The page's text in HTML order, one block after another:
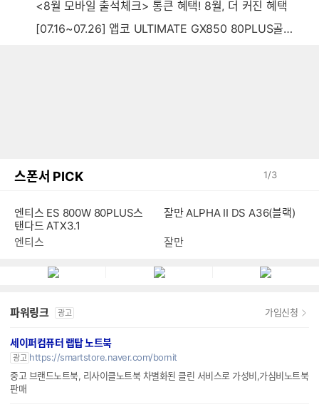
<8월 모바일 출석체크> 통큰 혜택! 8월, 더 커진 혜택
[07.16~07.26] 앱코 ULTIMATE GX850 80PLUS골드 풀모듈러 ATX3.0 블랙
스폰서 PICK 1/3
엔티스 ES 800W 80PLUS스
탠다드 ATX3.1
엔티스
잘만 ALPHA II DS A36(블랙)
잘만
파워링크 광고 가입신청
세이퍼컴퓨터 랩탑 노트북
광고 https://smartstore.naver.com/bornit
중고 브랜드노트북, 리사이클노트북 차별화된 클린 서비스로 가성비,가심비노트북
판매